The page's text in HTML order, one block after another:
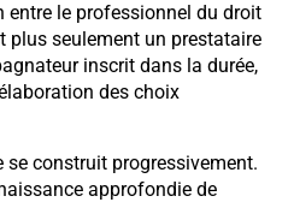
entre le professionnel du droit
plus seulement un prestataire
inscrit dans la durée,
des choix
se construit progressivement.
approfondie de